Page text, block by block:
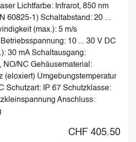
Lichtfarbe: Infrarot, 850 nm
60825-1) Schaltabstand: 20 ...
(max.): 5 m/s
10 ... 30 V DC
30 mA Schaltausgang:
NO/NC Gehäusematerial:
(eloxiert) Umgebungstemperatur
Schutzart: IP 67 Schutzklasse:
Anschluss:
CHF 405.50